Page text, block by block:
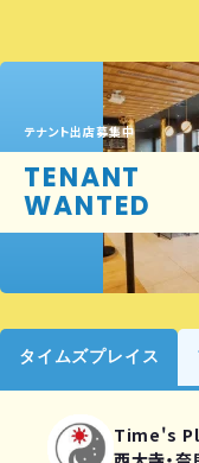
テナント出店募集中
TENANT
WANTED
タイムズプレイス
Time's